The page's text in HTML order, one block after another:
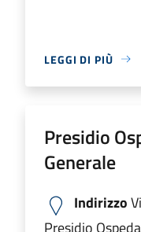
LEGGI DI PIÙ
Presidio
Generale
Indirizzo
Presidio